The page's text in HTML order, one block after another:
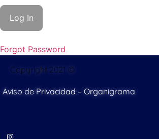
Forgot Password
Copyright 2021 ©
Aviso de Privacidad – Organigrama